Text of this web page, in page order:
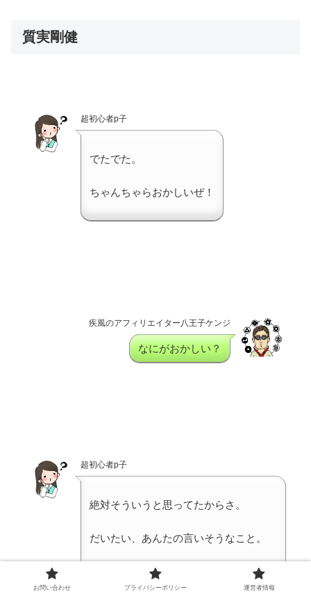
質実剛健
超初心者p子
でたでた。
ちゃんちゃらおかしいぜ！
疾風のアフィリエイター八王子ケンジ
なにがおかしい？
超初心者p子
絶対そういうと思ってたからさ。
だいたい、あんたの言いそうなこと。
わかってきたぜ。
お問い合わせ プライバシーポリシー 運営者情報